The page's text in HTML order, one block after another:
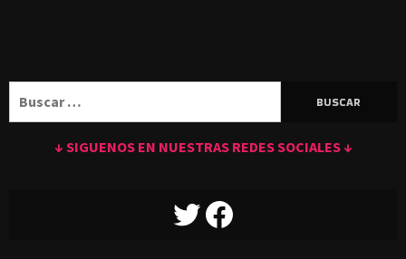
↓ SIGUENOS EN NUESTRAS REDES SOCIALES ↓
TWITTERFACEBOOK